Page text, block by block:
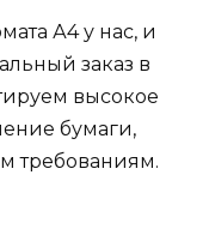
А4 у нас, и
заказ в
высокое
бумаги,
требованиям.